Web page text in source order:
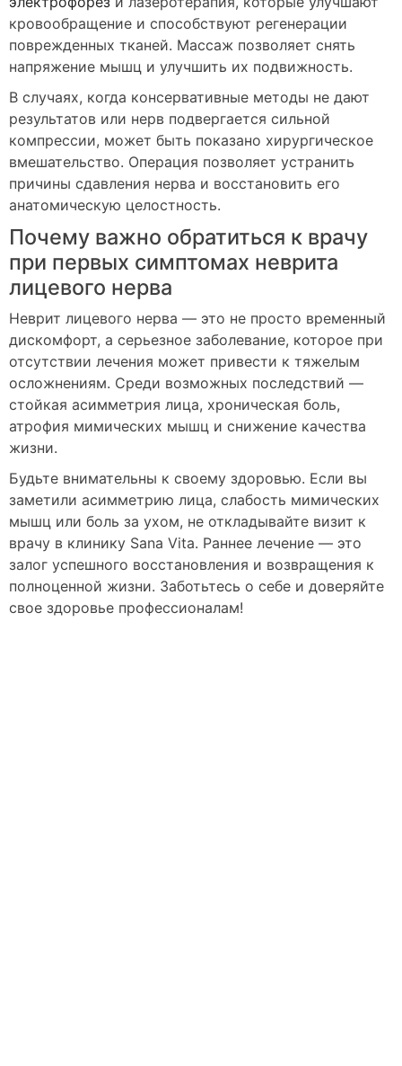
кровообращение и способствуют регенерации
поврежденных тканей. Массаж позволяет снять
напряжение мышц и улучшить их подвижность.
В случаях, когда консервативные методы не дают
результатов или нерв подвергается сильной
компрессии, может быть показано хирургическое
вмешательство. Операция позволяет устранить
причины сдавления нерва и восстановить его
анатомическую целостность.
Почему важно обратиться к врачу
при первых симптомах неврита
лицевого нерва
Неврит лицевого нерва — это не просто временный
дискомфорт, а серьезное заболевание, которое при
отсутствии лечения может привести к тяжелым
осложнениям. Среди возможных последствий —
стойкая асимметрия лица, хроническая боль,
атрофия мимических мышц и снижение качества
жизни.
Будьте внимательны к своему здоровью. Если вы
заметили асимметрию лица, слабость мимических
мышц или боль за ухом, не откладывайте визит к
врачу в клинику Sana Vita. Раннее лечение — это
залог успешного восстановления и возвращения к
полноценной жизни. Заботьтесь о себе и доверяйте
свое здоровье профессионалам!